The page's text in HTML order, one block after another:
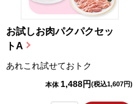
お試しお肉パクパクセッ
トA
あれこれ試せておトク
本体 1,488円(税込1,607円)